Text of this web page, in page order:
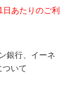
日あたりのご利
銀行、イーネ
ついて